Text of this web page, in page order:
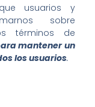
usuarios y
sobre
términos de
mantener un
los usuarios.